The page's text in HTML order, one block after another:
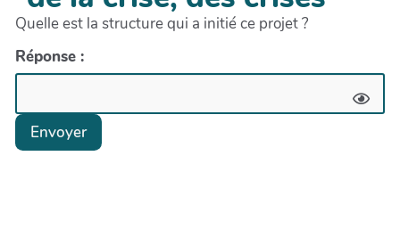
Quelle est la structure qui a initié ce projet ?
Réponse :
Envoyer